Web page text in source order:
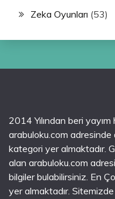
Zeka Oyunları (53)
2014 Yılından beri
arabuloku.com
kategori yer almaktadır.
alan arabuloku.com
bilgiler bulabilirsiniz. En
yer almaktadır.